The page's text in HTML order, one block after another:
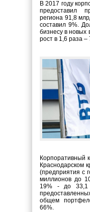
В 2017 году
предоставил
региона 91,8
составил 9%.
бизнесу в новых
рост в 1,6 раза
Корпоративный
Краснодарском
(предприятия с
миллионов до
19% - до 33,1
общем
66%.